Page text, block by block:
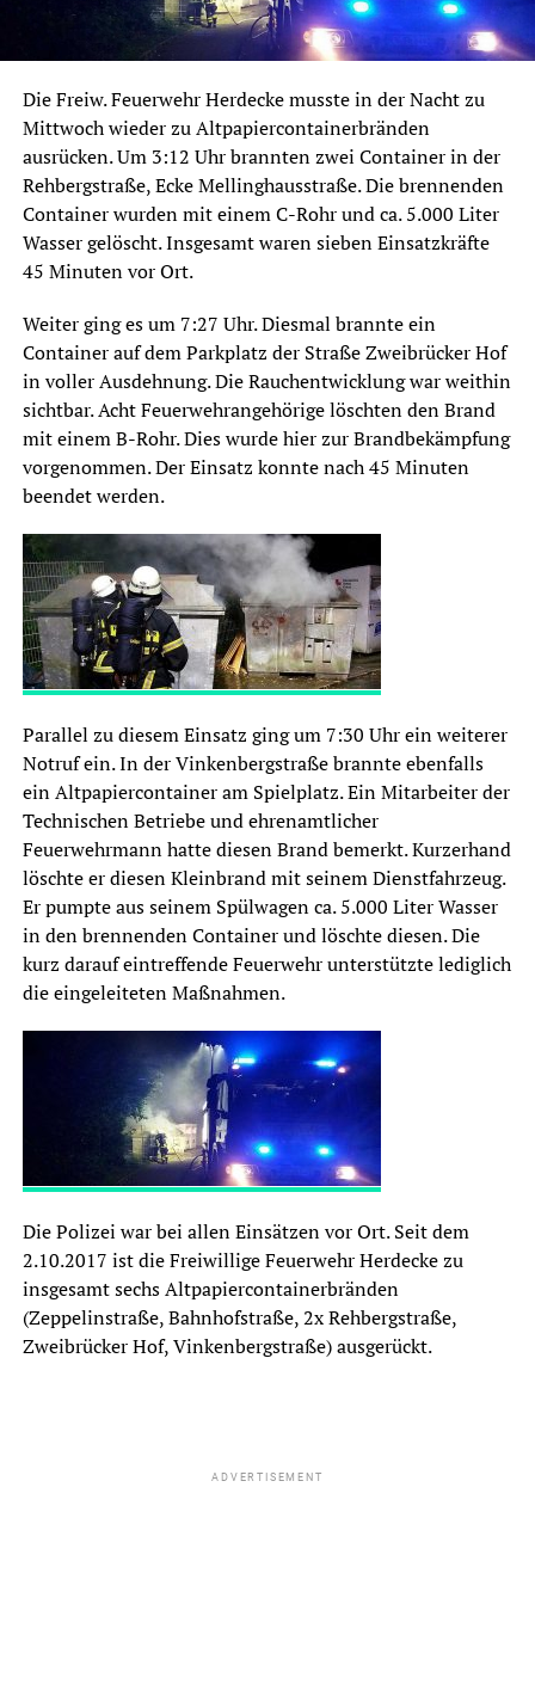
Die Freiw. Feuerwehr Herdecke musste in der Nacht zu
Mittwoch wieder zu Altpapiercontainerbränden
ausrücken. Um 3:12 Uhr brannten zwei Container in der
Rehbergstraße, Ecke Mellinghausstraße. Die brennenden
Container wurden mit einem C-Rohr und ca. 5.000 Liter
Wasser gelöscht. Insgesamt waren sieben Einsatzkräfte
45 Minuten vor Ort.
Weiter ging es um 7:27 Uhr. Diesmal brannte ein
Container auf dem Parkplatz der Straße Zweibrücker Hof
in voller Ausdehnung. Die Rauchentwicklung war weithin
sichtbar. Acht Feuerwehrangehörige löschten den Brand
mit einem B-Rohr. Dies wurde hier zur Brandbekämpfung
vorgenommen. Der Einsatz konnte nach 45 Minuten
beendet werden.
Parallel zu diesem Einsatz ging um 7:30 Uhr ein weiterer
Notruf ein. In der Vinkenbergstraße brannte ebenfalls
ein Altpapiercontainer am Spielplatz. Ein Mitarbeiter der
Technischen Betriebe und ehrenamtlicher
Feuerwehrmann hatte diesen Brand bemerkt. Kurzerhand
löschte er diesen Kleinbrand mit seinem Dienstfahrzeug.
Er pumpte aus seinem Spülwagen ca. 5.000 Liter Wasser
in den brennenden Container und löschte diesen. Die
kurz darauf eintreffende Feuerwehr unterstützte lediglich
die eingeleiteten Maßnahmen.
Die Polizei war bei allen Einsätzen vor Ort. Seit dem
2.10.2017 ist die Freiwillige Feuerwehr Herdecke zu
insgesamt sechs Altpapiercontainerbränden
(Zeppelinstraße, Bahnhofstraße, 2x Rehbergstraße,
Zweibrücker Hof, Vinkenbergstraße) ausgerückt.
ADVERTISEMENT